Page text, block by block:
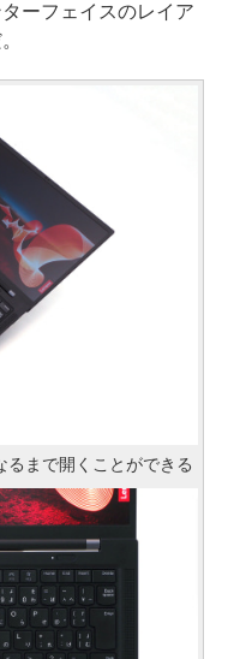
ーフェイスのレイア
まで開くことができる